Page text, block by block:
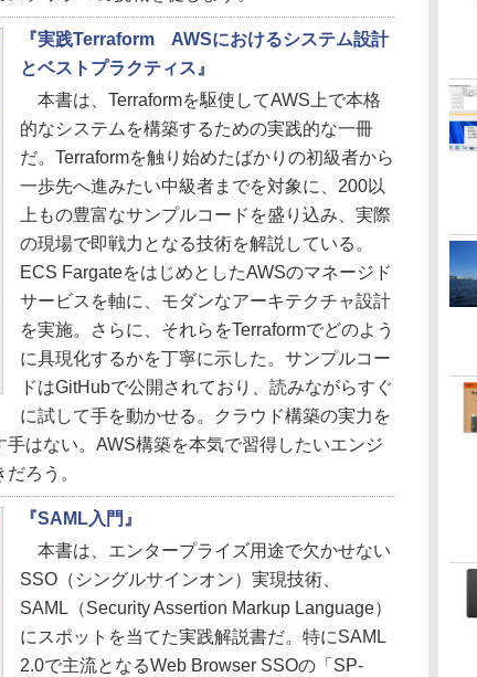
『実践Terraform AWSにおけるシステム設計
とベストプラクティス』
本書は、Terraformを駆使してAWS上で本格
的なシステムを構築するための実践的な一冊
だ。Terraformを触り始めたばかりの初級者から
一歩先へ進みたい中級者までを対象に、200以
上もの豊富なサンプルコードを盛り込み、実際
の現場で即戦力となる技術を解説している。
ECS FargateをはじめとしたAWSのマネージド
サービスを軸に、モダンなアーキテクチャ設計
を実施。さらに、それらをTerraformでどのよう
に具現化するかを丁寧に示した。サンプルコー
ドはGitHubで公開されており、読みながらすぐ
に試して手を動かせる。クラウド構築の実力を
はない。AWS構築を本気で習得したいエンジ
ろう。
『SAML入門』
本書は、エンタープライズ用途で欠かせない
SSO（シングルサインオン）実現技術、
SAML（Security Assertion Markup Language）
にスポットを当てた実践解説書だ。特にSAML
2.0で主流となるWeb Browser SSOの「SP-